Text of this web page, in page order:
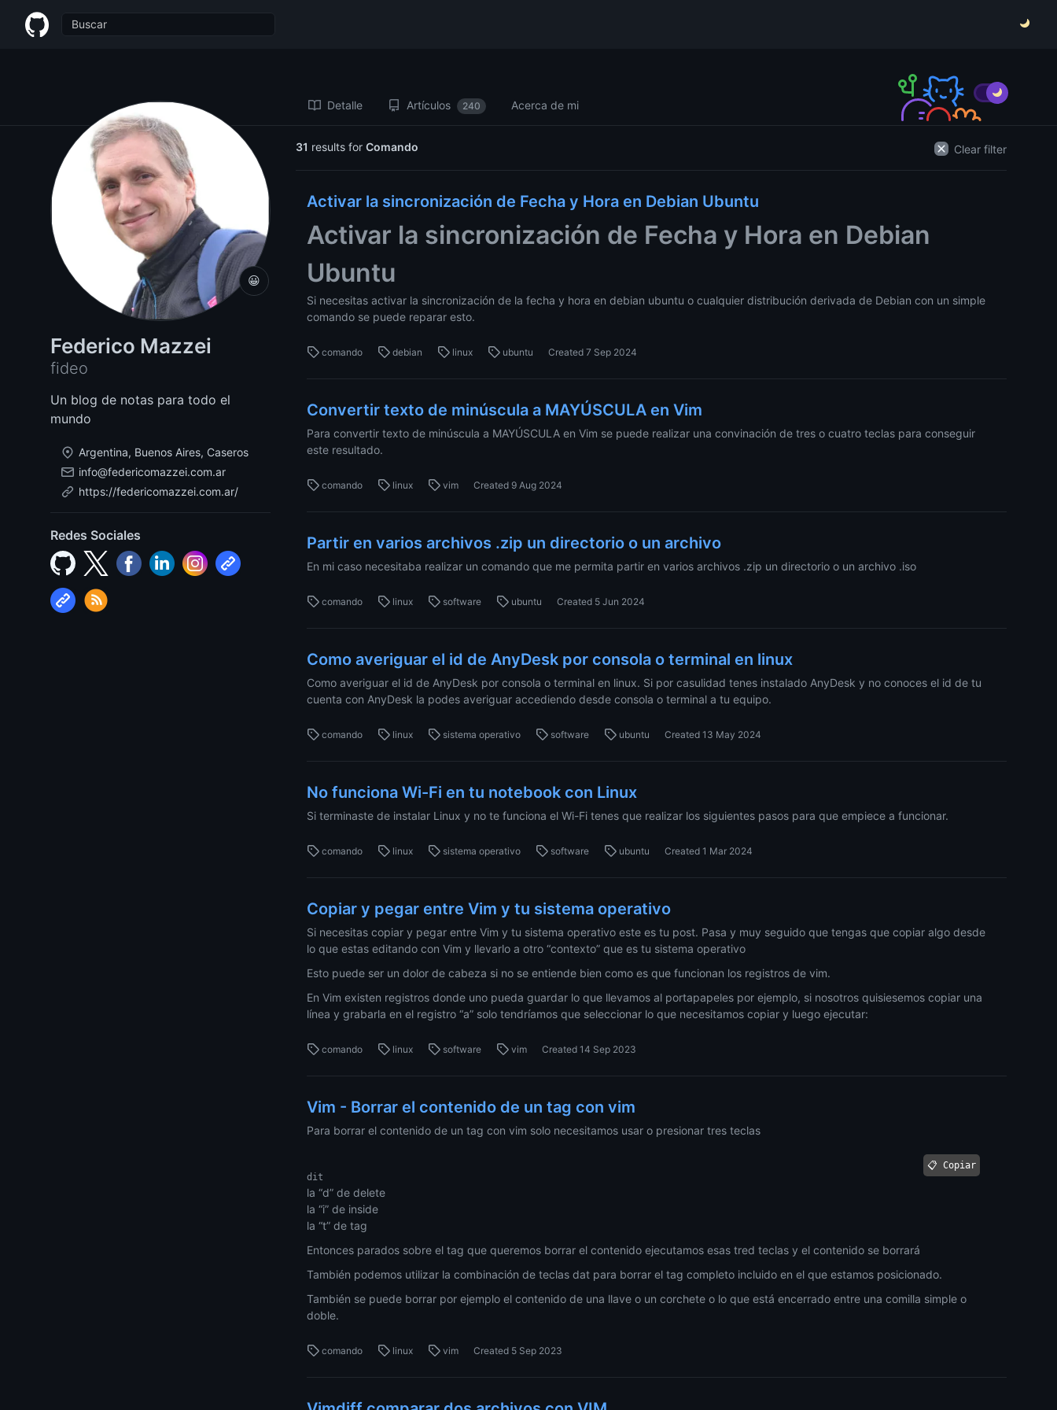
Detalle Artículos 240 Acerca de mi
Federico Mazzei
😀
Federico Mazzei
fideo
Un blog de notas para todo el
mundo
Argentina, Buenos Aires, Caseros
info@federicomazzei.com.ar
https://federicomazzei.com.ar/
Redes Sociales
31 results for Comando Clear filter
Activar la sincronización de Fecha y Hora en Debian Ubuntu
Activar la sincronización de Fecha y Hora en Debian
Ubuntu
Si necesitas activar la sincronización de la fecha y hora en debian ubuntu o cualquier distribución derivada de Debian con un simple
comando se puede reparar esto.
comando debian linux ubuntu Created 7 Sep 2024
Convertir texto de minúscula a MAYÚSCULA en Vim
Para convertir texto de minúscula a MAYÚSCULA en Vim se puede realizar una convinación de tres o cuatro teclas para conseguir
este resultado.
comando linux vim Created 9 Aug 2024
Partir en varios archivos .zip un directorio o un archivo
En mi caso necesitaba realizar un comando que me permita partir en varios archivos .zip un directorio o un archivo .iso
comando linux software ubuntu Created 5 Jun 2024
Como averiguar el id de AnyDesk por consola o terminal en linux
Como averiguar el id de AnyDesk por consola o terminal en linux. Si por casulidad tenes instalado AnyDesk y no conoces el id de tu
cuenta con AnyDesk la podes averiguar accediendo desde consola o terminal a tu equipo.
comando linux sistema operativo software ubuntu Created 13 May 2024
No funciona Wi-Fi en tu notebook con Linux
Si terminaste de instalar Linux y no te funciona el Wi-Fi tenes que realizar los siguientes pasos para que empiece a funcionar.
comando linux sistema operativo software ubuntu Created 1 Mar 2024
Copiar y pegar entre Vim y tu sistema operativo
Si necesitas copiar y pegar entre Vim y tu sistema operativo este es tu post. Pasa y muy seguido que tengas que copiar algo desde
lo que estas editando con Vim y llevarlo a otro “contexto” que es tu sistema operativo
Esto puede ser un dolor de cabeza si no se entiende bien como es que funcionan los registros de vim.
En Vim existen registros donde uno pueda guardar lo que llevamos al portapapeles por ejemplo, si nosotros quisiesemos copiar una
línea y grabarla en el registro “a” solo tendríamos que seleccionar lo que necesitamos copiar y luego ejecutar:
comando linux software vim Created 14 Sep 2023
Vim - Borrar el contenido de un tag con vim
Para borrar el contenido de un tag con vim solo necesitamos usar o presionar tres teclas
📋 Copiar
la “d” de delete
la “i” de inside
la “t” de tag
Entonces parados sobre el tag que queremos borrar el contenido ejecutamos esas tred teclas y el contenido se borrará
También podemos utilizar la combinación de teclas dat para borrar el tag completo incluido en el que estamos posicionado.
También se puede borrar por ejemplo el contenido de una llave o un corchete o lo que está encerrado entre una comilla simple o
doble.
comando linux vim Created 5 Sep 2023